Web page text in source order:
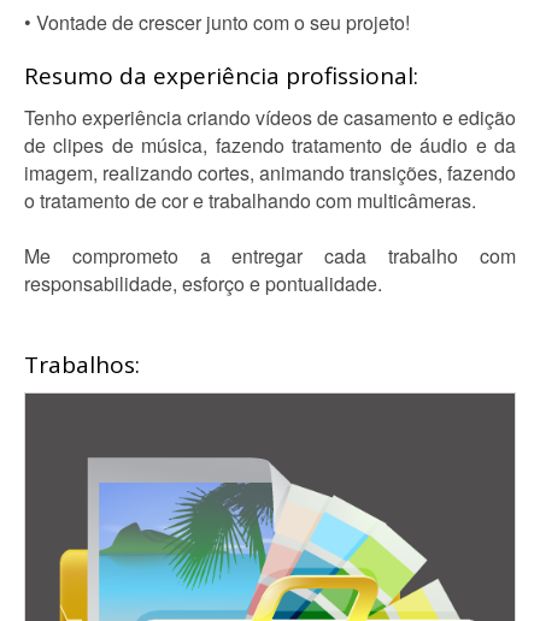
• Vontade de crescer junto com o seu projeto!
Resumo da experiência profissional:
Tenho experiência criando vídeos de casamento e edição
de clipes de música, fazendo tratamento de áudio e da
imagem, realizando cortes, animando transições, fazendo
o tratamento de cor e trabalhando com multicâmeras.
Me comprometo a entregar cada trabalho com
responsabilidade, esforço e pontualidade.
Trabalhos: